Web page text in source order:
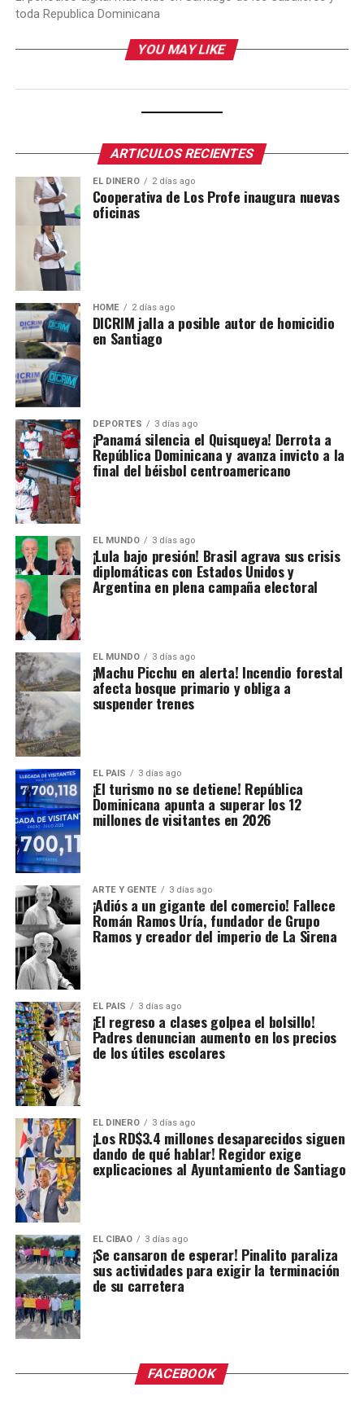
toda Republica Dominicana
YOU MAY LIKE
ARTICULOS RECIENTES
EL DINERO 2 días ago
Cooperativa de Los Profe inaugura nuevas
oficinas
HOME 2 días ago
DICRIM jalla a posible autor de homicidio
en Santiago
DEPORTES 3 días ago
¡Panamá silencia el Quisqueya! Derrota a
República Dominicana y avanza invicto a la
final del béisbol centroamericano
EL MUNDO 3 días ago
¡Lula bajo presión! Brasil agrava sus crisis
diplomáticas con Estados Unidos y
Argentina en plena campaña electoral
EL MUNDO 3 días ago
¡Machu Picchu en alerta! Incendio forestal
afecta bosque primario y obliga a
suspender trenes
EL PAIS 3 días ago
¡El turismo no se detiene! República
Dominicana apunta a superar los 12
millones de visitantes en 2026
ARTE Y GENTE 3 días ago
¡Adiós a un gigante del comercio! Fallece
Román Ramos Uría, fundador de Grupo
Ramos y creador del imperio de La Sirena
EL PAIS 3 días ago
¡El regreso a clases golpea el bolsillo!
Padres denuncian aumento en los precios
de los útiles escolares
EL DINERO 3 días ago
¡Los RD$3.4 millones desaparecidos siguen
dando de qué hablar! Regidor exige
explicaciones al Ayuntamiento de Santiago
EL CIBAO 3 días ago
¡Se cansaron de esperar! Pinalito paraliza
sus actividades para exigir la terminación
de su carretera
FACEBOOK